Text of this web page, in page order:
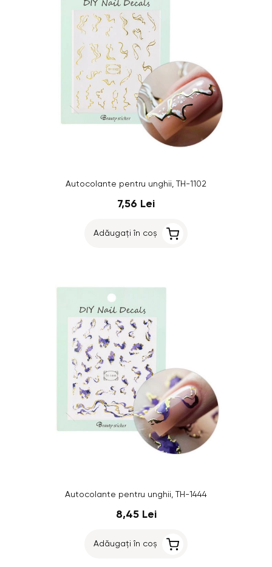
Autocolante pentru unghii, TH-1102
7,56 Lei
Adăugați în coș
Autocolante pentru unghii, TH-1444
8,45 Lei
Adăugați în coș